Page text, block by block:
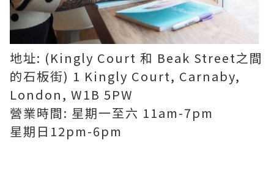
地址: (Kingly Court 和 Beak Street之間
的石板街) 1 Kingly Court, Carnaby,
London, W1B 5PW
營業時間: 星期一至六 11am-7pm
星期日12pm-6pm